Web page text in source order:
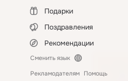
Подарки
Поздравления
Рекомендации
Сменить язык
Рекламодателям Помощь